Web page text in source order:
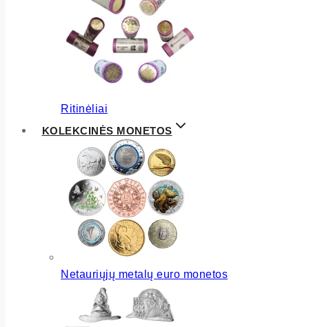
Ritinėliai
KOLEKCINĖS MONETOS
Netauriųjų metalų euro monetos